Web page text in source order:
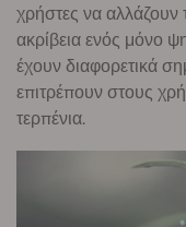
χρήστες να αλλάζουν
ακρίβεια ενός μόνο
έχουν διαφορετικά
επιτρέπουν στους
τερπένια.